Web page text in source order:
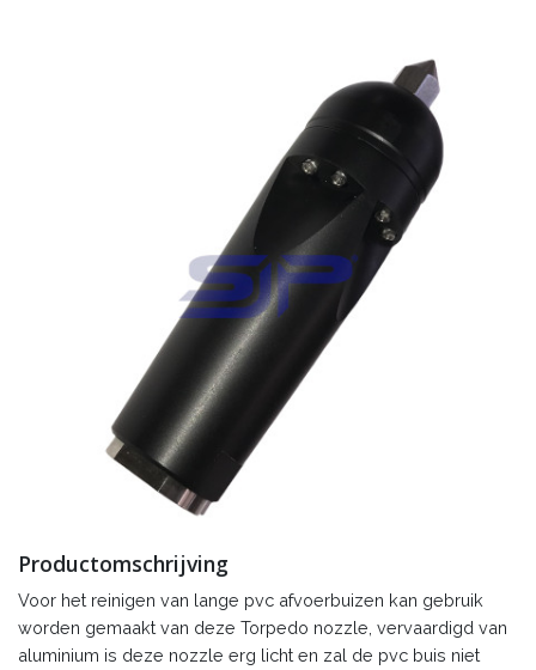
Productomschrijving
Voor het reinigen van lange pvc afvoerbuizen kan gebruik
worden gemaakt van deze Torpedo nozzle, vervaardigd van
aluminium is deze nozzle erg licht en zal de pvc buis niet